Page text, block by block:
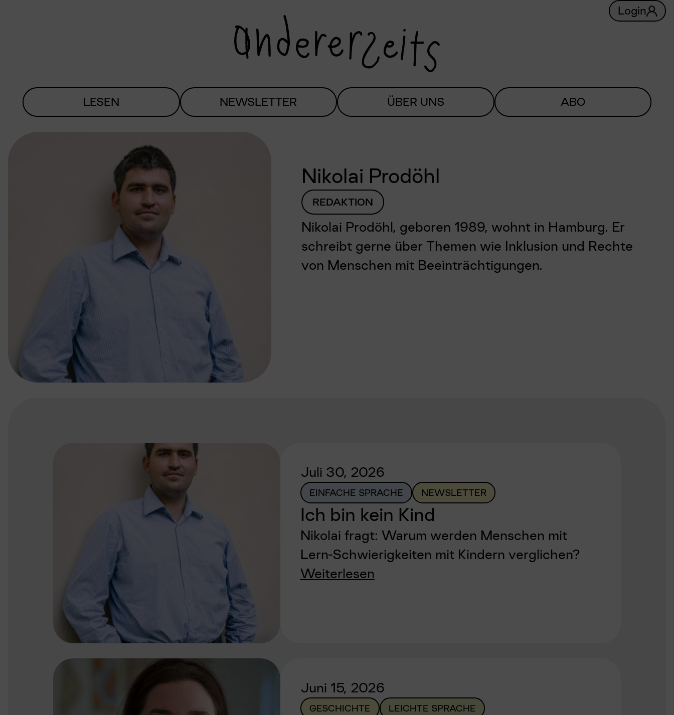
Login
LESEN NEWSLETTER ÜBER UNS ABO
Nikolai Prodöhl
REDAKTION
Nikolai Prodöhl, geboren 1989, wohnt in Hamburg. Er
schreibt gerne über Themen wie Inklusion und Rechte
von Menschen mit Beeinträchtigungen.
Juli 30, 2026
EINFACHE SPRACHE NEWSLETTER
Ich bin kein Kind
Nikolai fragt: Warum werden Menschen mit
Lern-Schwierigkeiten mit Kindern verglichen?
Weiterlesen
Juni 15, 2026
GESCHICHTE LEICHTE SPRACHE